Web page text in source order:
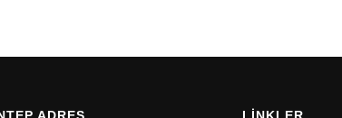
ADRES LİNKLER